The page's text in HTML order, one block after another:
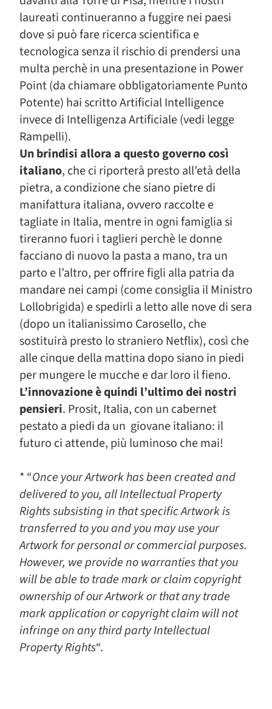
laureati continueranno a fuggire nei paesi
dove si può fare ricerca scientifica e
tecnologica senza il rischio di prendersi una
multa perchè in una presentazione in Power
Point (da chiamare obbligatoriamente Punto
Potente) hai scritto Artificial Intelligence
invece di Intelligenza Artificiale (vedi legge
Rampelli).
Un brindisi allora a questo governo così
italiano, che ci riporterà presto all’età della
pietra, a condizione che siano pietre di
manifattura italiana, ovvero raccolte e
tagliate in Italia, mentre in ogni famiglia si
tireranno fuori i taglieri perchè le donne
facciano di nuovo la pasta a mano, tra un
parto e l’altro, per offrire figli alla patria da
mandare nei campi (come consiglia il Ministro
Lollobrigida) e spedirli a letto alle nove di sera
(dopo un italianissimo Carosello, che
sostituirà presto lo straniero Netflix), così che
alle cinque della mattina dopo siano in piedi
per mungere le mucche e dar loro il fieno.
L’innovazione è quindi l’ultimo dei nostri
pensieri. Prosit, Italia, con un cabernet
pestato a piedi da un giovane italiano: il
futuro ci attende, più luminoso che mai!
* “Once your Artwork has been created and
delivered to you, all Intellectual Property
Rights subsisting in that specific Artwork is
transferred to you and you may use your
Artwork for personal or commercial purposes.
However, we provide no warranties that you
will be able to trade mark or claim copyright
ownership of our Artwork or that any trade
mark application or copyright claim will not
infringe on any third party Intellectual
Property Rights“.